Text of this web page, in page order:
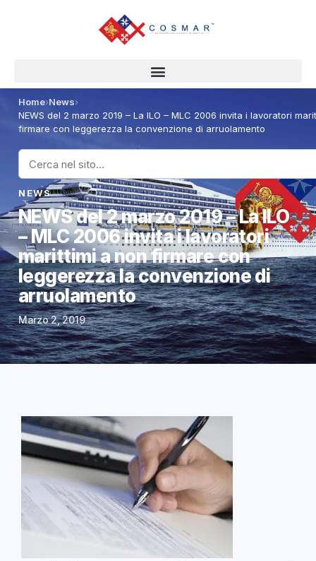
Home›News›
NEWS del 2 marzo 2019 – La ILO – MLC 2006 invita i lavoratori
firmare con leggerezza la convenzione di arruolamento
NEWS
NEWS del 2 marzo 2019 – La ILO
– MLC 2006 invita i lavoratori
marittimi a non firmare con
leggerezza la convenzione di
arruolamento
Marzo 2, 2019